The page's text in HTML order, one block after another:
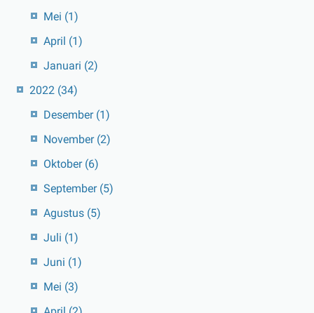
Mei (1)
April (1)
Januari (2)
2022 (34)
Desember (1)
November (2)
Oktober (6)
September (5)
Agustus (5)
Juli (1)
Juni (1)
Mei (3)